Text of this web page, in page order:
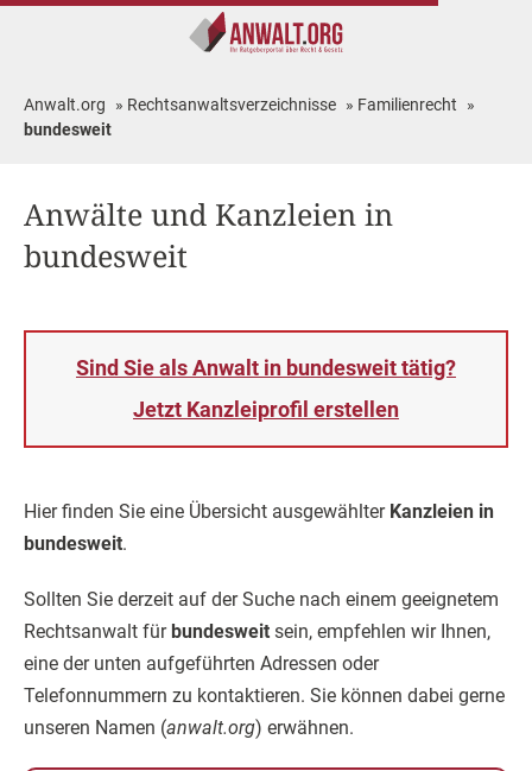
Anwälte und Kanzleien in
bundesweit
Anwalt.org » Rechtsanwaltsverzeichnisse » Familienrecht
»
bundesweit
Sind Sie als Anwalt in bundesweit tätig?
Jetzt Kanzleiprofil erstellen
Hier finden Sie eine Übersicht ausgewählter Kanzleien in
bundesweit.
Sollten Sie derzeit auf der Suche nach einem geeignetem
Rechtsanwalt fürbundesweit sein, empfehlen wir Ihnen,
eine der unten aufgeführten Adressen oder
Telefonnummern zu kontaktieren. Sie können dabei gerne
unseren Namen (anwalt.org) erwähnen.